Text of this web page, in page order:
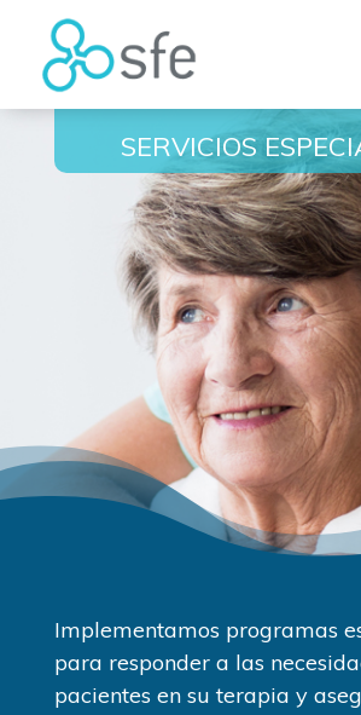
SERVICIOS
Implementamos programas
para responder a las
pacientes en su terapia y